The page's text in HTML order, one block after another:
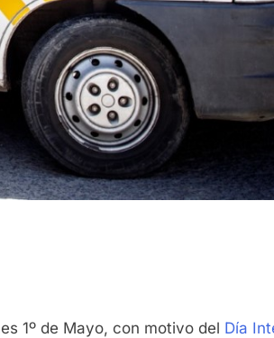
1º de Mayo, con motivo del Día